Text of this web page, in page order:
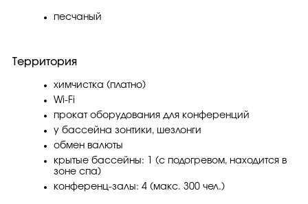
песчаный
Территория
химчистка (платно)
Wi-Fi
прокат оборудования для конференций
у бассейна зонтики, шезлонги
обмен валюты
крытые бассейны: 1 (с подогревом, находится в
зоне спа)
конференц-залы: 4 (макс. 300 чел.)